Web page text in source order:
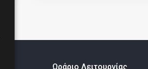
Ωράριο Λειτουργίας